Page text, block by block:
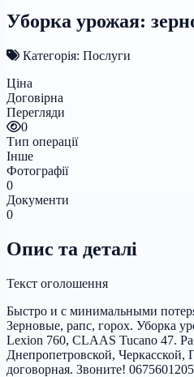
Уборка урожая:
Категорія: Послуги
Ціна
Договірна
Перегляди
0
Тип операції
Інше
Фотографії
0
Документи
0
Опис та деталі
Текст оголошення
Быстро и с минимальными
Зерновые, рапс, горох. Уборка
Lexion 760, CLAAS Tucano 47.
Днепропетровской, Черкасской,
договорная. Звоните!